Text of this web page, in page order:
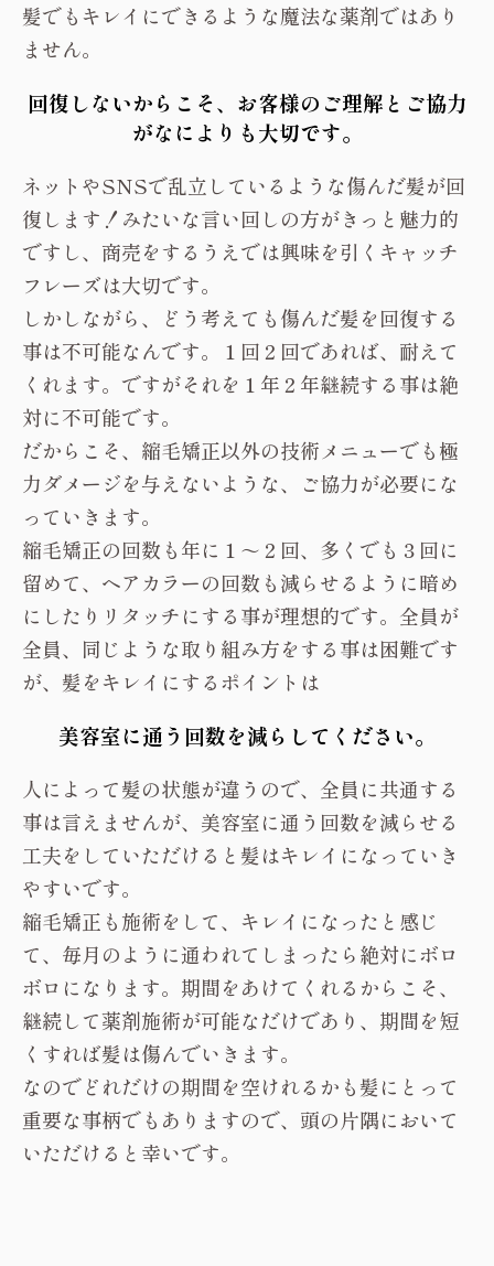
髪でもキレイにできるような魔法な薬剤ではあり
ません。
回復しないからこそ、お客様のご理解とご協力
がなによりも大切です。
ネットやSNSで乱立しているような傷んだ髪が回
復します！みたいな言い回しの方がきっと魅力的
ですし、商売をするうえでは興味を引くキャッチ
フレーズは大切です。
しかしながら、どう考えても傷んだ髪を回復する
事は不可能なんです。１回２回であれば、耐えて
くれます。ですがそれを１年２年継続する事は絶
対に不可能です。
だからこそ、縮毛矯正以外の技術メニューでも極
力ダメージを与えないような、ご協力が必要にな
っていきます。
縮毛矯正の回数も年に１～２回、多くでも３回に
留めて、ヘアカラーの回数も減らせるように暗め
にしたりリタッチにする事が理想的です。全員が
全員、同じような取り組み方をする事は困難です
が、髪をキレイにするポイントは
美容室に通う回数を減らしてください。
人によって髪の状態が違うので、全員に共通する
事は言えませんが、美容室に通う回数を減らせる
工夫をしていただけると髪はキレイになっていき
やすいです。
縮毛矯正も施術をして、キレイになったと感じ
て、毎月のように通われてしまったら絶対にボロ
ボロになります。期間をあけてくれるからこそ、
継続して薬剤施術が可能なだけであり、期間を短
くすれば髪は傷んでいきます。
なのでどれだけの期間を空けれるかも髪にとって
重要な事柄でもありますので、頭の片隅において
いただけると幸いです。